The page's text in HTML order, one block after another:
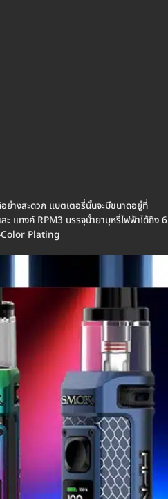
ย่างสะดวก แบตเตอรี่นั้นจะมีขนาดอยู่ที่
แทงค์ RPM3 บรรจุน้ำยาบุหรี่ไฟฟ้าได้ถึง 6
Plating